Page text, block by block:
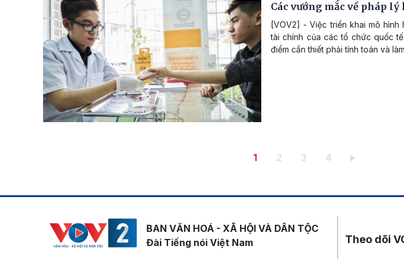
Các vướng mắc về pháp
[VOV2] - Việc triển khai mô
tài chính của các tổ chức quốc
điểm cần thiết phải tính toán và
Trang hiện thời
1 Trang
2 Trang
3 Trang
4
BAN VĂN HOÁ - XÃ HỘI VÀ DÂN TỘC
Đài Tiếng nói Việt Nam
Theo dõi